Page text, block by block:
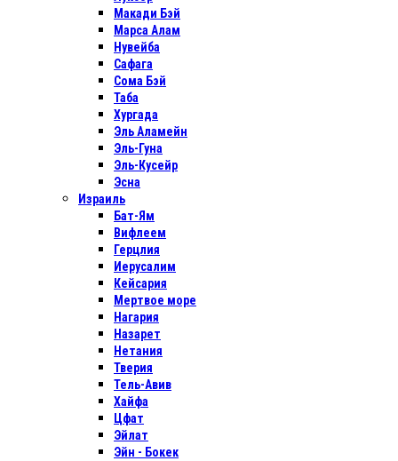
Макади Бэй
Марса Алам
Нувейба
Сафага
Сома Бэй
Таба
Хургада
Эль Аламейн
Эль-Гуна
Эль-Кусейр
Эсна
Израиль
Бат-Ям
Вифлеем
Герцлия
Иерусалим
Кейсария
Мертвое море
Нагария
Назарет
Нетания
Тверия
Тель-Авив
Хайфа
Цфат
Эйлат
Эйн - Бокек